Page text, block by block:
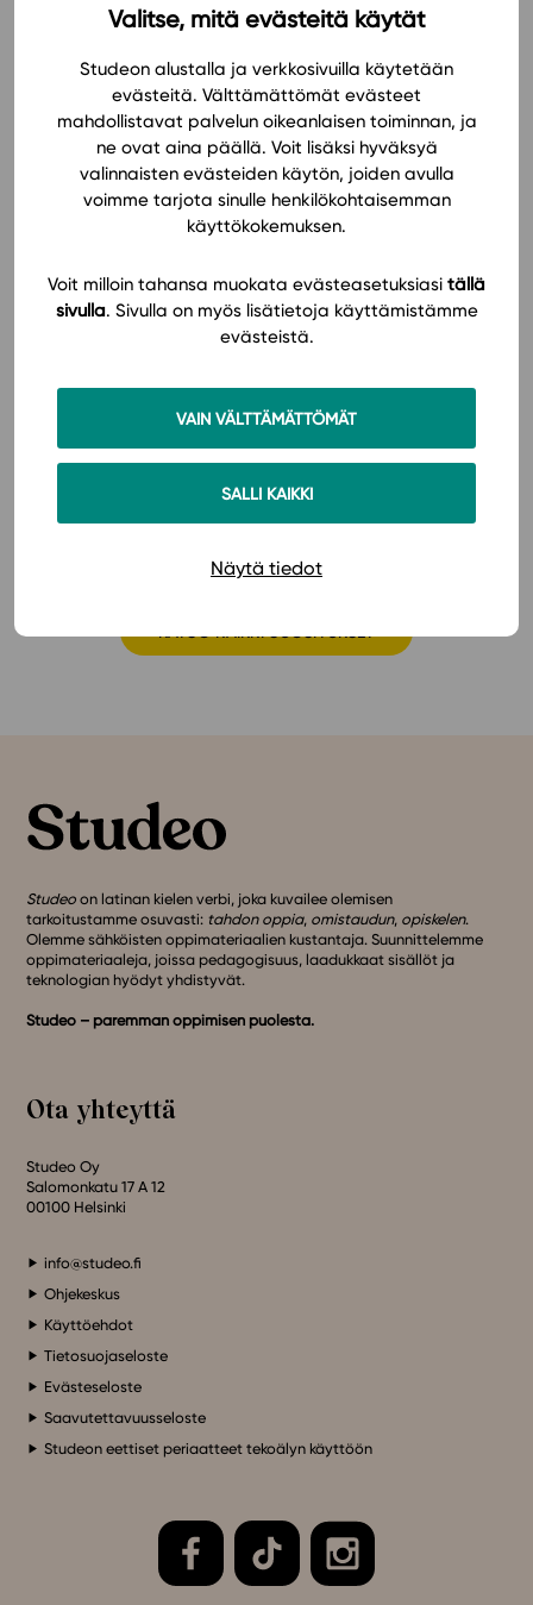
Valitse, mitä evästeitä käytät
Studeon alustalla ja verkkosivuilla käytetään
evästeitä. Välttämättömät evästeet
mahdollistavat palvelun oikeanlaisen toiminnan, ja
ne ovat aina päällä. Voit lisäksi hyväksyä
valinnaisten evästeiden käytön, joiden avulla
voimme tarjota sinulle henkilökohtaisemman
käyttökokemuksen.
Voit milloin tahansa muokata evästeasetuksiasi tällä
sivulla. Sivulla on myös lisätietoja käyttämistämme
evästeistä.
VAIN VÄLTTÄMÄTTÖMÄT
SALLI KAIKKI
Näytä tiedot
Studeon valmiita tehtäviä, joihin
vaihdoin kaiken ja lisäilin kuviakin.
Ei tarvinnut opetella tekemään
tehtäviä alusta asti. Olisin
varmasti uupunut, jollen olisi
saanut tätä toimivaa työkalua
käyttööni. Kaksi jaksoa peräkkäin
toimimattomalla (toisen
kustantajan) digimateriaalilla olisi
ollut minulle liikaa.
kiinnostava, motivoiva
Studeo on latinan kielen verbi, joka kuvailee olemisen
tarkoitustamme osuvasti: tahdon oppia, omistaudun, opiskelen.
Olemme sähköisten oppimateriaalien kustantaja. Suunnittelemme
oppimateriaaleja, joissa pedagogisuus, laadukkaat sisällöt ja
teknologian hyödyt yhdistyvät.
Studeo – paremman oppimisen puolesta.
Ota yhteyttä
Studeo Oy
Salomonkatu 17 A 12
00100 Helsinki
info@studeo.fi
Ohjekeskus
Käyttöehdot
Tietosuojaseloste
Evästeseloste
Saavutettavuusseloste
Studeon eettiset periaatteet tekoälyn käyttöön